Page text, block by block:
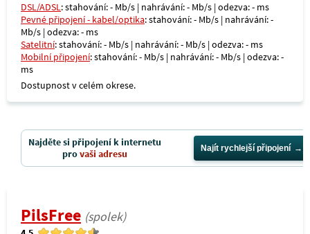
DSL/ADSL: stahování: - Mb/s | nahrávání: - Mb/s | odezva: - ms
Pevné připojení - kabel/optika: stahování: - Mb/s | nahrávání: -
Mb/s | odezva: - ms
Satelitní: stahování: - Mb/s | nahrávání: - Mb/s | odezva: - ms
Mobilní připojení: stahování: - Mb/s | nahrávání: - Mb/s | odezva: -
ms
Dostupnost v celém okrese.
Najděte si připojení k internetu
provaši adresu Najít rychlejší připojení
PilsFree (spolek)